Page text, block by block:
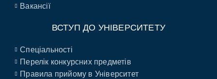
Вакансії
ВСТУП ДО УНІВЕРСИТЕТУ
Спеціальності
Перелік конкурсних предметів
Правила прийому в Університет